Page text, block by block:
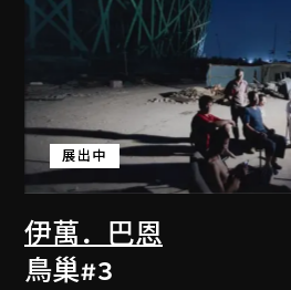
伊萬．巴恩
展出中
鳥巢#3